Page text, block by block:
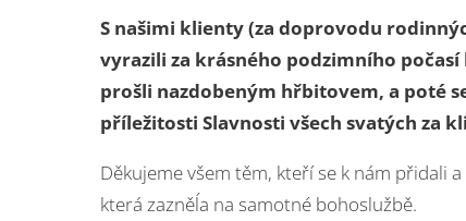
S našimi klienty (za doprovodu
vyrazili za krásného podzimního
prošli nazdobeným hřbitovem, a poté
příležitosti Slavnosti všech svatých za
Děkujeme všem těm, kteří se k nám přidali
která zazněĺa na samotné bohoslužbě.